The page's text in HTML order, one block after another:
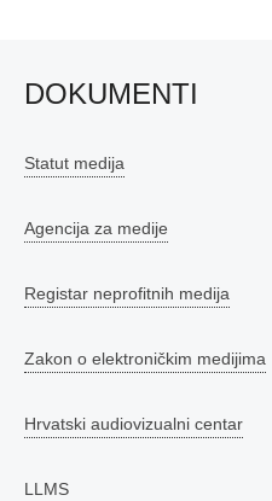
DOKUMENTI
Statut medija
Agencija za medije
Registar neprofitnih medija
Zakon o elektroničkim medijima
Hrvatski audiovizualni centar
LLMS